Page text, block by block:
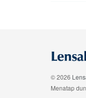
© 2026
Menatap